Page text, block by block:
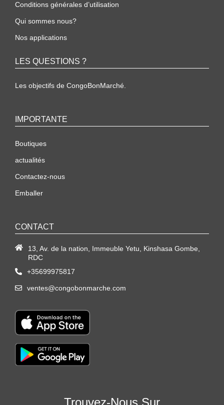
Conditions générales d’utilisation
Qui sommes nous?
Nos applications
LES QUESTIONS ?
Les objectifs de CongoBonMarché.
IMPORTANTE
Boutiques
actualités
Contactez-nous
Emballer
CONTACT
13, Av. de la nation, Immeuble Yetu, Kinshasa Gombe,
RDC
+35699975817
ventes@congobonmarche.com
Trouvez-Nous Sur